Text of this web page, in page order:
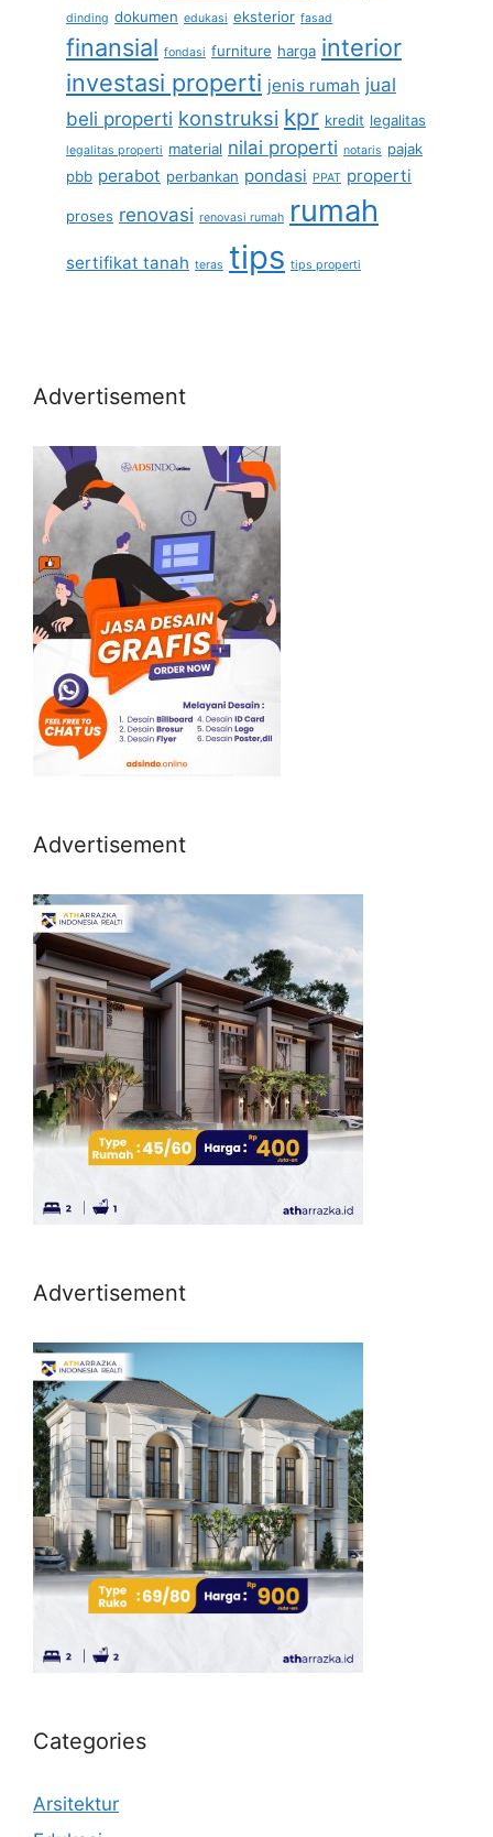
dinding dokumen edukasi eksterior fasad
finansial fondasi furniture harga interior
investasi properti jenis rumah jual
beli properti konstruksi kpr kredit legalitas
legalitas properti material nilai properti notaris pajak
pbb perabot perbankan pondasi PPAT properti
proses renovasi renovasi rumah rumah
sertifikat tanah teras tips tips properti
Advertisement
Advertisement
Advertisement
Categories
Arsitektur